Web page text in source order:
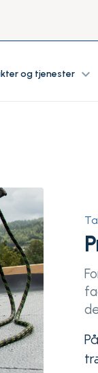
og tjenester expand_more